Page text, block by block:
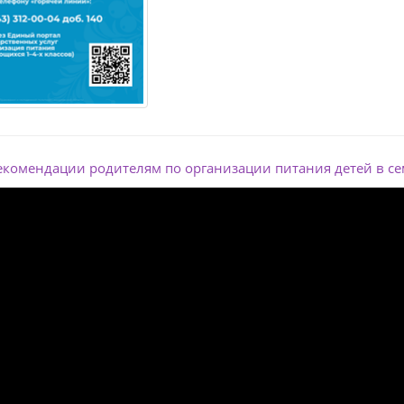
родителям по организации питания детей в